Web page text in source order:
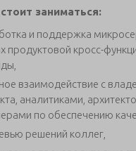
заниматься:
и поддержка
продуктовой кросс-
взаимодействие с
аналитиками,
по обеспечению
решений коллег,